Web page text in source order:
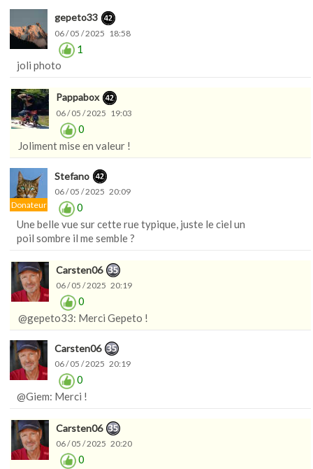
gepeto33
06 / 05 / 2025 18:58
1
joli photo
Pappabox
06 / 05 / 2025 19:03
0
Joliment mise en valeur !
Donateur
Stefano
06 / 05 / 2025 20:09
0
Une belle vue sur cette rue typique, juste le ciel un
poil sombre il me semble ?
Carsten06
06 / 05 / 2025 20:19
0
@gepeto33: Merci Gepeto !
Carsten06
06 / 05 / 2025 20:19
0
@Giem: Merci !
Carsten06
06 / 05 / 2025 20:20
0